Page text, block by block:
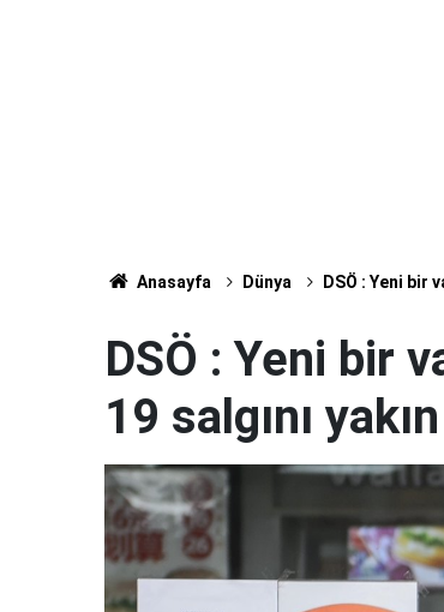
Anasayfa Dünya DSÖ : Yeni bir
DSÖ : Yeni bir
19 salgını